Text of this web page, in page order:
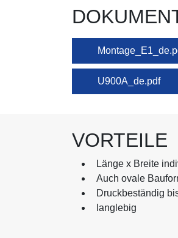
U900A_de.pdf
VORTEILE
Länge x Breite
Auch ovale
Druckbeständig
langlebig